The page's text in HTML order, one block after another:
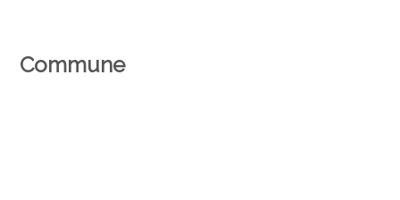
Commune